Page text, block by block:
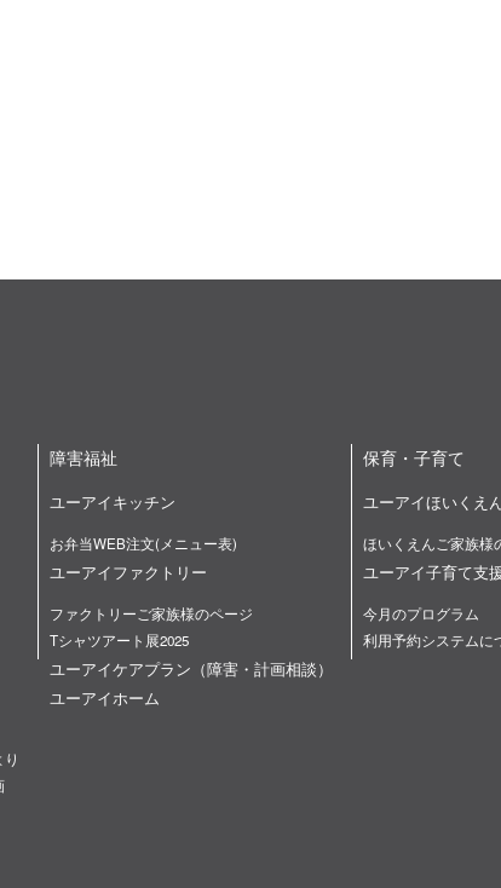
障害福祉
ユーアイキッチン
お弁当WEB注文(メニュー表)
ユーアイファクトリー
ファクトリーご家族様のページ
Tシャツアート展2025
ユーアイケアプラン（障害・計画相談）
ユーアイホーム
保育・子育て
ユーアイほいくえ
ほいくえんご家族様
ユーアイ子育て支
今月のプログラム
利用予約システムに